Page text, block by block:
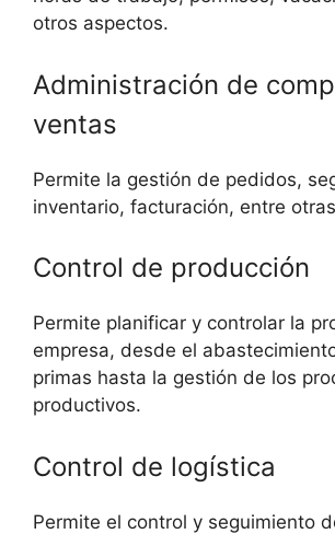
otros aspectos.
Administración de
ventas
Permite la gestión de pedidos,
inventario, facturación, entre
Control de producción
Permite planificar y controlar la
empresa, desde el
primas hasta la gestión de los
productivos.
Control de logística
Permite el control y seguimiento